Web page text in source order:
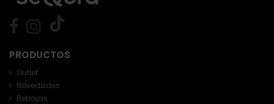
PRODUCTOS
Outlet
Novedades
Rebajas